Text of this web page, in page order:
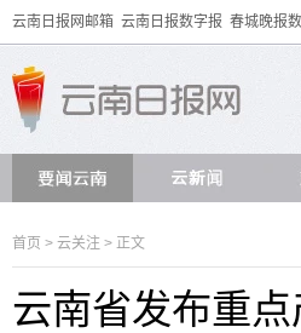
云南日报网邮箱 云南日报数字报 春城晚报
首页 > 云关注 > 正文
云南省发布重